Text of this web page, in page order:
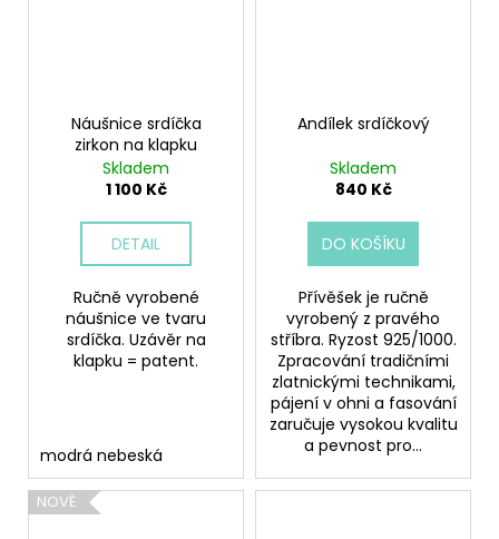
Náušnice srdíčka
zirkon na klapku
Skladem
1 100 Kč
DETAIL
Ručně vyrobené
náušnice ve tvaru
srdíčka. Uzávěr na
klapku = patent.
modrá nebeská
Andílek srdíčkový
Skladem
840 Kč
DO KOŠÍKU
Přívěšek je ručně
vyrobený z pravého
stříbra. Ryzost 925/1000.
Zpracování tradičními
zlatnickými technikami,
pájení v ohni a fasování
zaručuje vysokou kvalitu
a pevnost pro...
NOVÉ